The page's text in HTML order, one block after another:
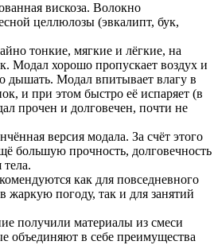
вискоза. Волокно
целлюлозы (эвкалипт, бук,
тонкие, мягкие и лёгкие, на
Модал хорошо пропускает воздух и
дышать. Модал впитывает влагу в
и при этом быстро её испаряет (в
прочен и долговечен, почти не
версия модала. За счёт этого
большую прочность, долговечность
как для повседневного
жаркую погоду, так и для занятий
получили материалы из смеси
объединяют в себе преимущества